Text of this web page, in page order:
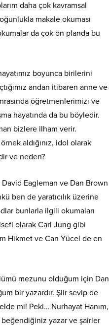
daha çok kavramsal
makale okuması
da çok ön planda bu
boyunca birilerini
andan itibaren anne ve
öğretmenlerimizi ve
hayatında da bu böyledir.
bizlere ilham verir.
aldığınız, idol olarak
ve neden?
Eagleman ve Dan Brown
ben de yaratıcılık üzerine
bunlarla ilgili okumaları
olarak Carl Jung gibi
Hikmet ve Can Yücel de en
mezunu olduğum için Dan
bir yazardır. Şiir sevip de
mi! Peki… Nurhayat Hanım,
yazar ve şairler